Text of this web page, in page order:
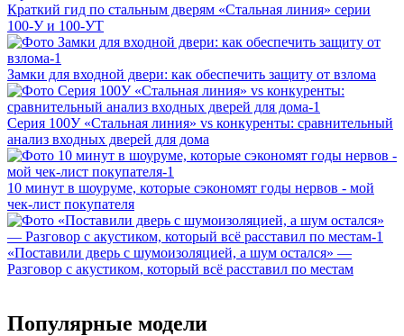
Краткий гид по стальным дверям «Стальная линия» серии
100‑У и 100‑УТ
Замки для входной двери: как обеспечить защиту от взлома
Серия 100У «Стальная линия» vs конкуренты: сравнительный
анализ входных дверей для дома
10 минут в шоуруме, которые сэкономят годы нервов - мой
чек-лист покупателя
«Поставили дверь с шумоизоляцией, а шум остался» —
Разговор с акустиком, который всё расставил по местам
Популярные модели